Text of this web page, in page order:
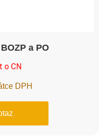
a PO
o CN
DPH